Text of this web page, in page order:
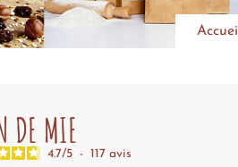
Accueil
DE MIE
4.7/5 - 117 avis